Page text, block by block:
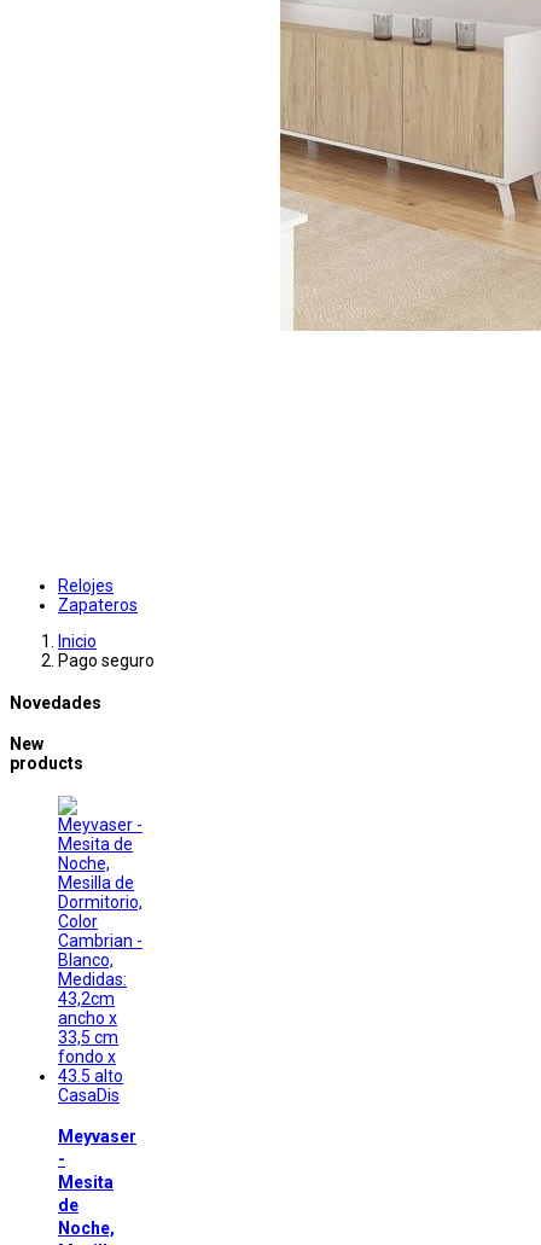
Relojes
Zapateros
Inicio
Pago seguro
Novedades
New
products
CasaDis
Meyvaser
-
Mesita
de
Noche,